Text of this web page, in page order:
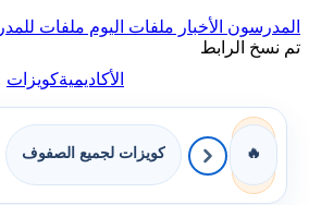
المدرسون الأخبار ملفات اليوم ملفات
تم نسخ الرابط
الأكاديميةكويزات
🔥 كويزات لجميع الصفوف